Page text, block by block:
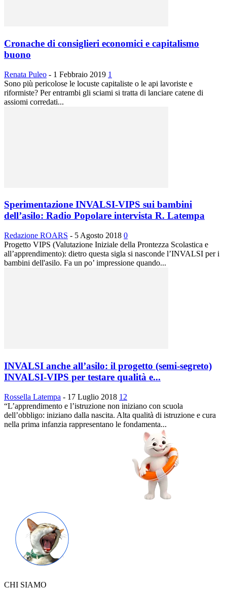
Cronache di consiglieri economici e capitalismo
buono
Renata Puleo - 1 Febbraio 2019 1
Sono più pericolose le locuste capitaliste o le api lavoriste e
riformiste? Per entrambi gli sciami si tratta di lanciare catene di
assiomi corredati...
Sperimentazione INVALSI-VIPS sui bambini
dell’asilo: Radio Popolare intervista R. Latempa
Redazione ROARS - 5 Agosto 2018 0
Progetto VIPS (Valutazione Iniziale della Prontezza Scolastica e
all’apprendimento): dietro questa sigla si nasconde l’INVALSI per i
bambini dell'asilo. Fa un po’ impressione quando...
INVALSI anche all’asilo: il progetto (semi-segreto)
INVALSI-VIPS per testare qualità e...
Rossella Latempa - 17 Luglio 2018 12
“L’apprendimento e l’istruzione non iniziano con scuola
dell’obbligo: iniziano dalla nascita. Alta qualità di istruzione e cura
nella prima infanzia rappresentano le fondamenta...
CHI SIAMO